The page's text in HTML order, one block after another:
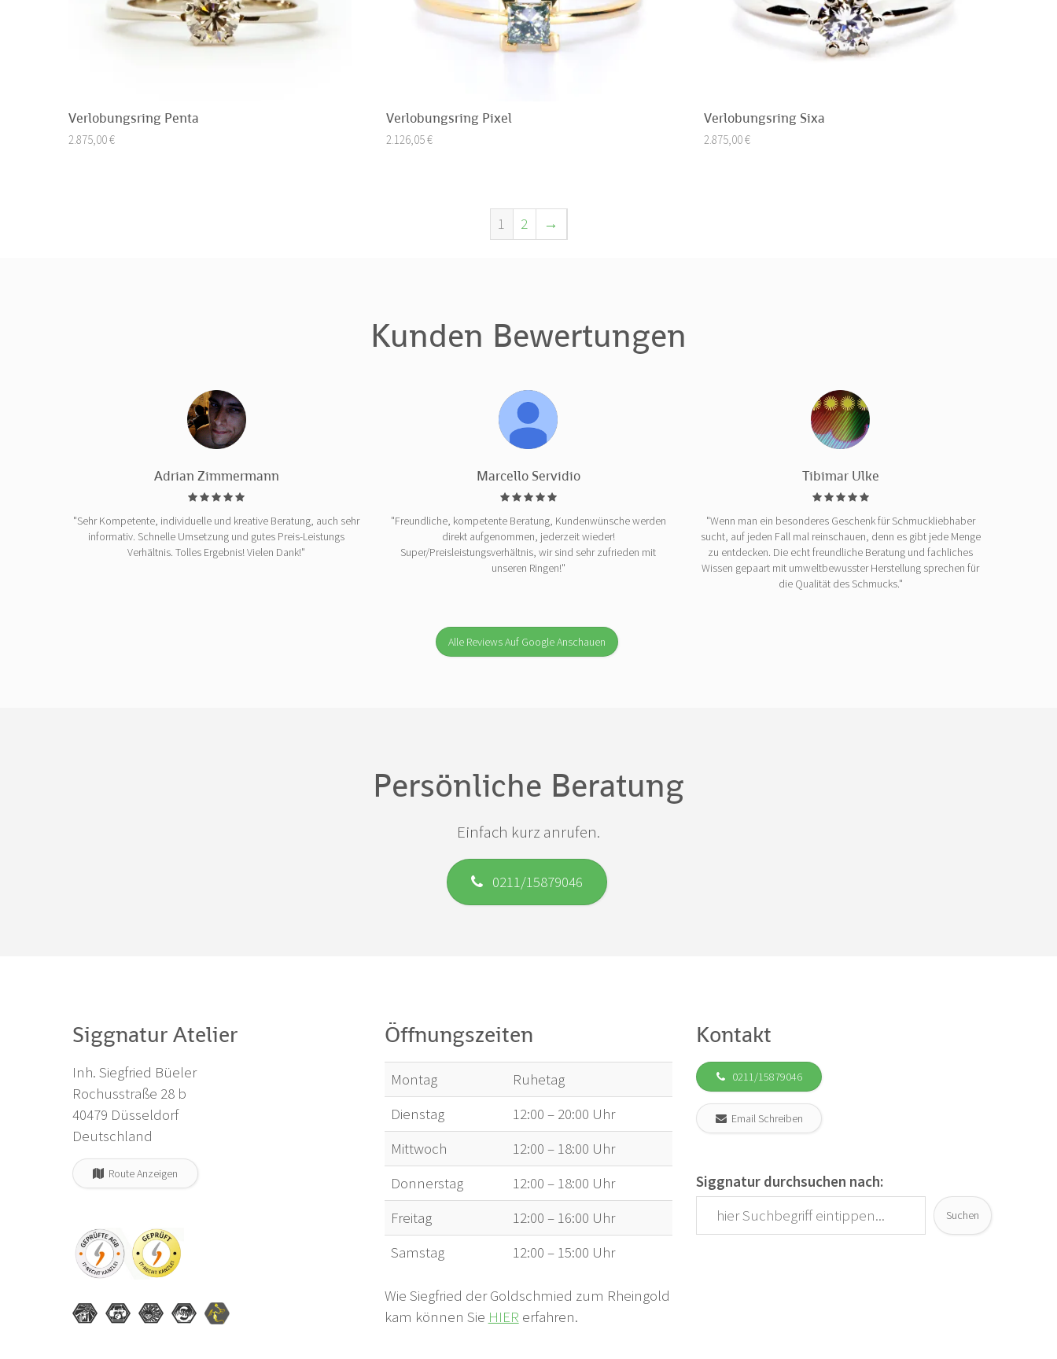
Verlobungsring Penta
2.875,00€
Verlobungsring Pixel
2.126,05€
Verlobungsring Sixa
2.875,00€
1 2 →
Kunden Bewertungen
Adrian Zimmermann
"Sehr Kompetente, individuelle und kreative Beratung, auch sehr
informativ. Schnelle Umsetzung und gutes Preis-Leistungs
Verhältnis. Tolles Ergebnis! Vielen Dank!"
Marcello Servidio
"Freundliche, kompetente Beratung, Kundenwünsche werden
direkt aufgenommen, jederzeit wieder!
Super/Preisleistungsverhältnis, wir sind sehr zufrieden mit
unseren Ringen!"
Tibimar Ulke
"Wenn man ein besonderes Geschenk für Schmuckliebhaber
sucht, auf jeden Fall mal reinschauen, denn es gibt jede Menge
zu entdecken. Die echt freundliche Beratung und fachliches
Wissen gepaart mit umweltbewusster Herstellung sprechen für
die Qualität des Schmucks."
Alle Reviews Auf Google Anschauen
Persönliche Beratung
Einfach kurz anrufen.
0211/15879046
Siggnatur Atelier
Inh. Siegfried Büeler
Rochusstraße 28 b
40479 Düsseldorf
Deutschland
Route Anzeigen
Öffnungszeiten
Montag
Ruhetag
Dienstag
12:00 – 20:00 Uhr
Mittwoch
12:00 – 18:00 Uhr
Donnerstag
12:00 – 18:00 Uhr
Freitag
12:00 – 16:00 Uhr
Samstag
12:00 – 15:00 Uhr
Wie Siegfried der Goldschmied zum Rheingold
kam können Sie HIER erfahren.
Kontakt
0211/15879046
Email Schreiben
Siggnatur durchsuchen nach:
Suchen